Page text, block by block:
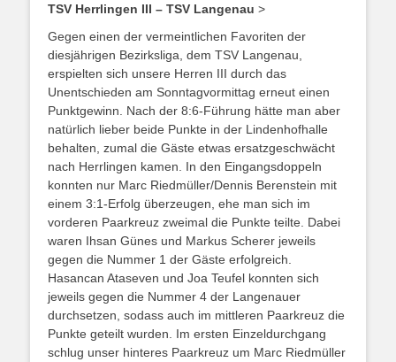
TSV Herrlingen III – TSV Langenau >
Gegen einen der vermeintlichen Favoriten der
diesjährigen Bezirksliga, dem TSV Langenau,
erspielten sich unsere Herren III durch das
Unentschieden am Sonntagvormittag erneut einen
Punktgewinn. Nach der 8:6-Führung hätte man aber
natürlich lieber beide Punkte in der Lindenhofhalle
behalten, zumal die Gäste etwas ersatzgeschwächt
nach Herrlingen kamen. In den Eingangsdoppeln
konnten nur Marc Riedmüller/Dennis Berenstein mit
einem 3:1-Erfolg überzeugen, ehe man sich im
vorderen Paarkreuz zweimal die Punkte teilte. Dabei
waren Ihsan Günes und Markus Scherer jeweils
gegen die Nummer 1 der Gäste erfolgreich.
Hasancan Ataseven und Joa Teufel konnten sich
jeweils gegen die Nummer 4 der Langenauer
durchsetzen, sodass auch im mittleren Paarkreuz die
Punkte geteilt wurden. Im ersten Einzeldurchgang
schlug unser hinteres Paarkreuz um Marc Riedmüller